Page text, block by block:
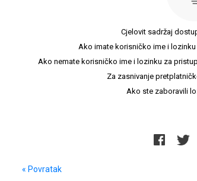
Cjelovit sadržaj
Ako imate korisničko ime i
Ako nemate korisničko ime i lozinku za
Za zasnivanje
Ako ste zaboravili
« Povratak